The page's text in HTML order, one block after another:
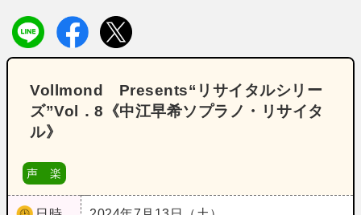
Vollmond Presents“リサイタルシリー
ズ”Vol．8《中江早希ソプラノ・リサイタ
ル》
声 楽